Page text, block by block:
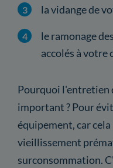
la vidange de
le ramonage
accolés à votre
Pourquoi l'entretien
important ? Pour
équipement, car
vieillissement
surconsommation.